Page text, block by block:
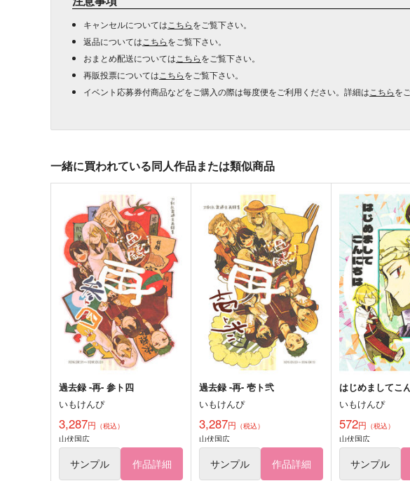
キャンセルについては こちらをご覧下さい。
返品については こちらをご覧下さい。
おまとめ配送については こちらをご覧下さい。
再販投票については こちらをご覧下さい。
イベント応募券付商品などをご購入の際は毎度便をご利用ください。詳細は こちらを
一緒に買われている同人作品または類似商品
過去録 -再- 参ト四
いもけんぴ
3,287円 （税込）
山伏国広
サンプル 作品詳細
過去録 -再- 壱ト弐
いもけんぴ
3,287円 （税込）
山伏国広
サンプル 作品詳細
はじめましてこ
いもけんぴ
572円 （税込）
山伏国広
サンプル